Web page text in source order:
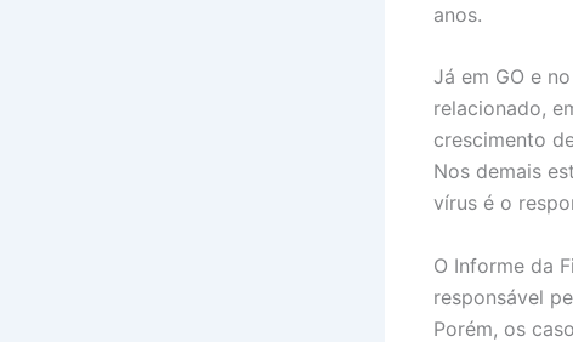
anos.
Já em GO e
relacionado,
crescimento
Nos demais
vírus é o
O Informe da
responsável
Porém, os